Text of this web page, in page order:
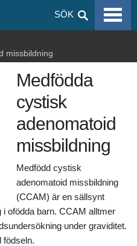
SÖK
missbildning
Medfödda
cystisk
adenomatoid
missbildning
Medfödd cystisk
adenomatoid missbildning
(CCAM) är en sällsynt
ofödda barn. CCAM alltmer
under graviditet.
födseln.